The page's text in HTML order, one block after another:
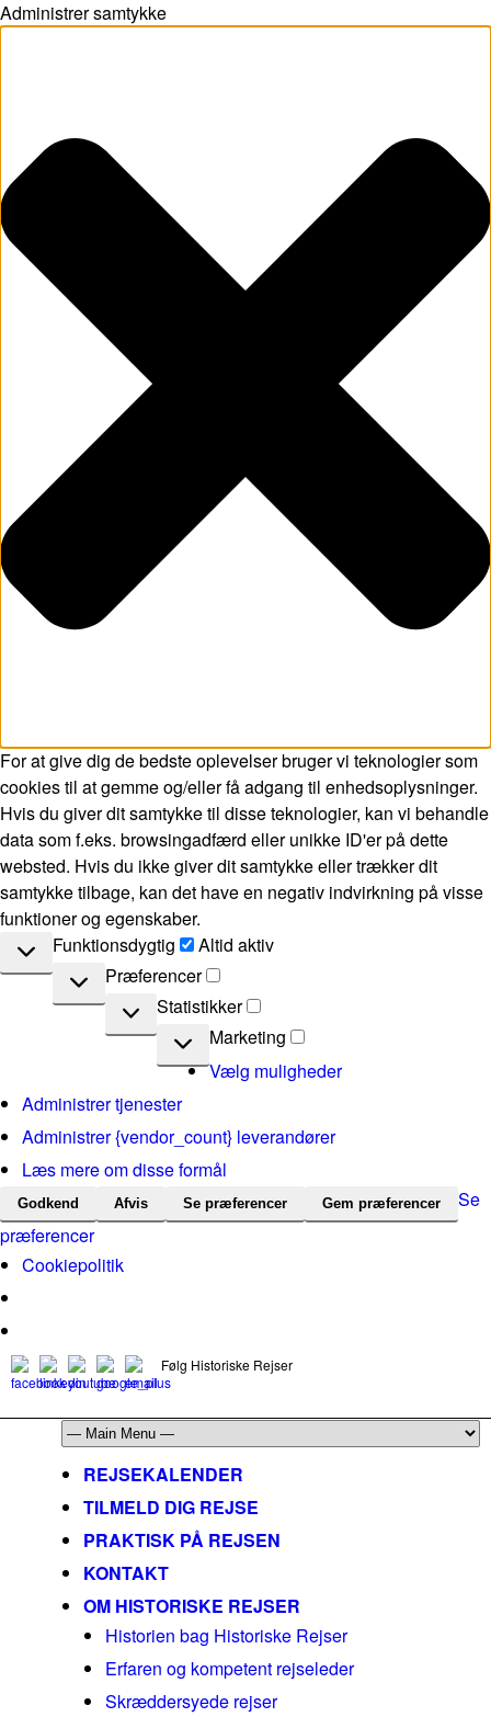
Administrer samtykke
For at give dig de bedste oplevelser bruger vi teknologier som
cookies til at gemme og/eller få adgang til enhedsoplysninger.
Hvis du giver dit samtykke til disse teknologier, kan vi behandle
data som f.eks. browsingadfærd eller unikke ID'er på dette
websted. Hvis du ikke giver dit samtykke eller trækker dit
samtykke tilbage, kan det have en negativ indvirkning på visse
funktioner og egenskaber.
Funktionsdygtig
Funktionsdygtig
Altid aktiv
Præferencer
Præferencer
Statistikker
Statistikker
Marketing
Marketing
Vælg muligheder
Administrer tjenester
Administrer {vendor_count} leverandører
Læs mere om disse formål
Godkend Afvis Se præferencer Gem præferencer
Se
præferencer
Cookiepolitik
Følg Historiske Rejser
REJSEKALENDER
TILMELD DIG REJSE
PRAKTISK PÅ REJSEN
KONTAKT
OM HISTORISKE REJSER
Historien bag Historiske Rejser
Erfaren og kompetent rejseleder
Skræddersyede rejser